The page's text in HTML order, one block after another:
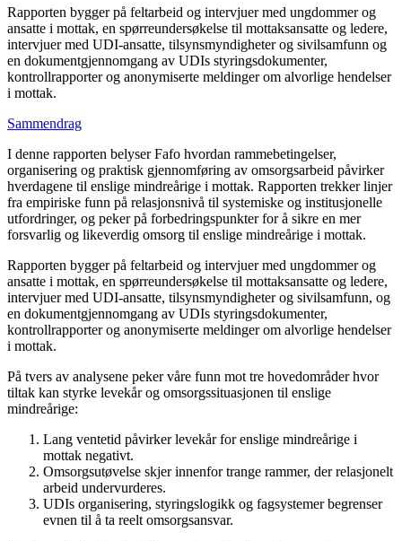
Rapporten bygger på feltarbeid og intervjuer med ungdommer og
ansatte i mottak, en spørreundersøkelse til mottaksansatte og ledere,
intervjuer med UDI-ansatte, tilsynsmyndigheter og sivilsamfunn og
en dokumentgjennomgang av UDIs styringsdokumenter,
kontrollrapporter og anonymiserte meldinger om alvorlige hendelser
i mottak.
Sammendrag
I denne rapporten belyser Fafo hvordan rammebetingelser,
organisering og praktisk gjennomføring av omsorgsarbeid påvirker
hverdagene til enslige mindreårige i mottak. Rapporten trekker linjer
fra empiriske funn på relasjonsnivå til systemiske og institusjonelle
utfordringer, og peker på forbedringspunkter for å sikre en mer
forsvarlig og likeverdig omsorg til enslige mindreårige i mottak.
Rapporten bygger på feltarbeid og intervjuer med ungdommer og
ansatte i mottak, en spørreundersøkelse til mottaksansatte og ledere,
intervjuer med UDI-ansatte, tilsynsmyndigheter og sivilsamfunn, og
en dokumentgjennomgang av UDIs styringsdokumenter,
kontrollrapporter og anonymiserte meldinger om alvorlige hendelser
i mottak.
På tvers av analysene peker våre funn mot tre hovedområder hvor
tiltak kan styrke levekår og omsorgssituasjonen til enslige
mindreårige:
Lang ventetid påvirker levekår for enslige mindreårige i
mottak negativt.
Omsorgsutøvelse skjer innenfor trange rammer, der relasjonelt
arbeid undervurderes.
UDIs organisering, styringslogikk og fagsystemer begrenser
evnen til å ta reelt omsorgsansvar.